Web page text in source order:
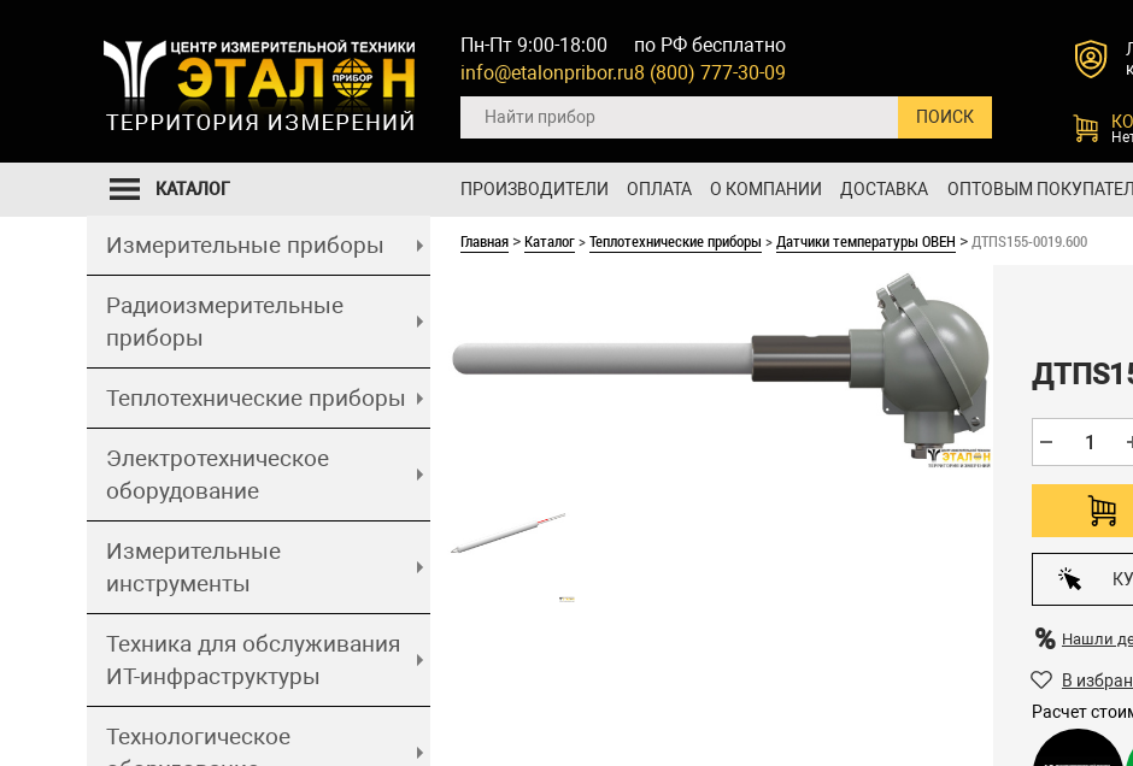
Пн-Пт 9:00-18:00
info@etalonpribor.ru
по РФ бесплатно
8 (800) 777-30-09
ПРОИЗВОДИТЕЛИ ОПЛАТА О КОМПАНИИ ДОСТАВКА ОПТОВЫМ
КАТАЛОГ
Измерительные приборы
Радиоизмерительные
приборы
Теплотехнические приборы
Электротехническое
оборудование
Измерительные
инструменты
Техника для обслуживания
ИТ-инфраструктуры
Технологическое
Главная >Каталог>Теплотехнические приборы >Датчики температуры ОВЕН >ДТПS155-0019.600
Нашли
В
Расчет